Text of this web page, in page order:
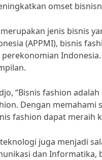
omset
jenis bisnis
(APPMI), bisnis
“Bisnis fashion
Dengan memahami
fashion dapat meraih
juga menjadi
dan Informatika,